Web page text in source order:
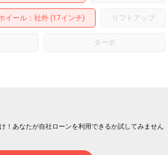
イール：社外 (17インチ) リフトアップ
ターボ
！あなたが自社ローンを利用できるか試してみません